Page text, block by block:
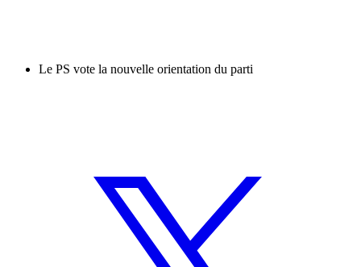
Le PS vote la nouvelle orientation du parti